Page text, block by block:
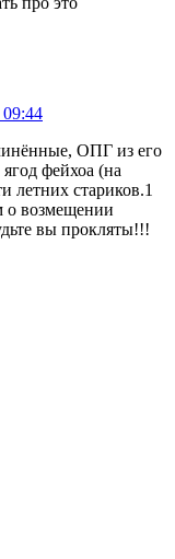
ОПГ из его
фейхоа (на
летних стариков.1
о возмещении
вы прокляты!!!